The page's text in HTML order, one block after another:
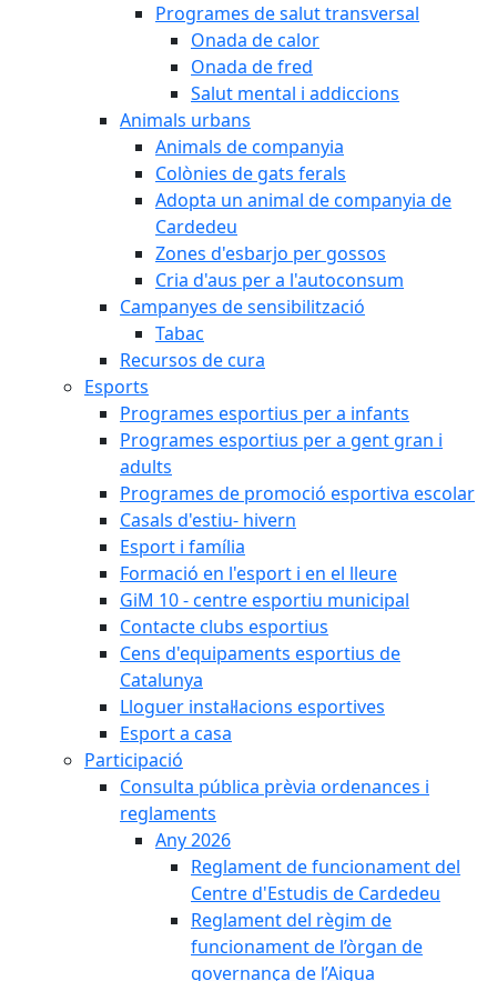
Programes de salut transversal
Onada de calor
Onada de fred
Salut mental i addiccions
Animals urbans
Animals de companyia
Colònies de gats ferals
Adopta un animal de companyia de
Cardedeu
Zones d'esbarjo per gossos
Cria d'aus per a l'autoconsum
Campanyes de sensibilització
Tabac
Recursos de cura
Esports
Programes esportius per a infants
Programes esportius per a gent gran i
adults
Programes de promoció esportiva escolar
Casals d'estiu- hivern
Esport i família
Formació en l'esport i en el lleure
GiM 10 - centre esportiu municipal
Contacte clubs esportius
Cens d'equipaments esportius de
Catalunya
Lloguer instal·lacions esportives
Esport a casa
Participació
Consulta pública prèvia ordenances i
reglaments
Any 2026
Reglament de funcionament del
Centre d'Estudis de Cardedeu
Reglament del règim de
funcionament de l’òrgan de
governança de l’Aigua